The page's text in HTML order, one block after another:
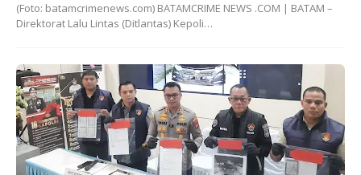
(Foto: batamcrimenews.com) BATAMCRIME NEWS .COM | BATAM –
Direktorat Lalu Lintas (Ditlantas) Kepoli…